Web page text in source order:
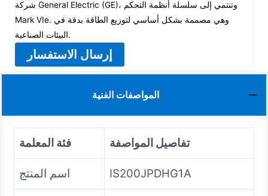
شركة General Electric (GE)، وتنتمي إلى سلسلة أنظمة التحكم
Mark VIe. وهي مصممة بشكل أساسي لتوزيع الطاقة بدقة في
البيئات الصناعية.
إرسال الاستفسار
المواصفات الفنية
فئة المعلمة تفاصيل المواصفة
اسم المنتج IS200JPDHG1A